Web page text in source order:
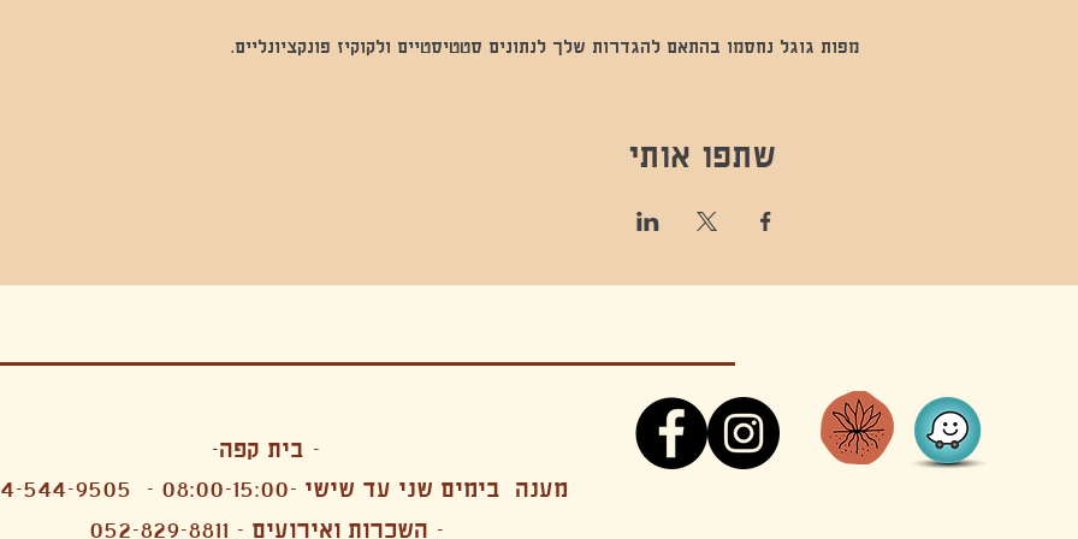
מפות גוגל נחסמו בהתאם להגדרות שלך לנתונים סטטיסטיים ולקוקיז פונקציונליים.
שתפו אותי
- בית קפה-
מענה בימים שני עד שישי -08:00-15:00 -
544-9505
- השכרות ואירועים - 052-829-8811